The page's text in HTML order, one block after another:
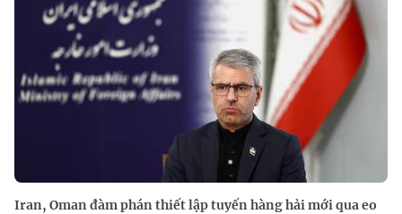
Iran, Oman đàm phán thiết lập tuyến hàng hải mới qua eo